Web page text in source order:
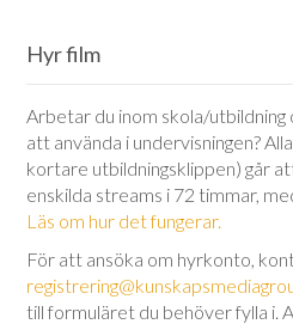
Hyr film
Arbetar du inom skola/
att använda i undervisningen?
kortare utbildningsklippen) går
enskilda streams i 72 timmar,
Läs om hur det fungerar.
För att ansöka om hyrkonto,
till formuläret du behöver fylla i.